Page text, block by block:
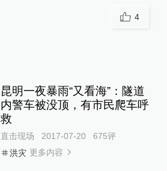
4
昆明一夜暴雨“又看海”：隧道
内警车被没顶，有市民爬车呼
救
直击现场 2017-07-20 675评
洪灾 更多内容